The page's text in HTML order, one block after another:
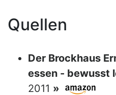
Quellen
Der Brockhaus
essen - bewusst
2011 »